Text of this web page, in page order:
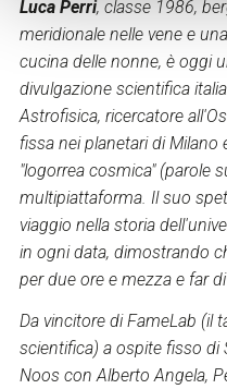
Luca Perri, classe 1986,
meridionale nelle vene e
cucina delle nonne, è oggi
divulgazione scientifica
Astrofisica, ricercatore
fissa nei planetari di
"logorrea cosmica" (parole
multipiattaforma. Il suo
viaggio nella storia
in ogni data, dimostrando
per due ore e mezza e far
Da vincitore di FameLab (il
scientifica) a ospite fisso di
Noos con Alberto Angela,